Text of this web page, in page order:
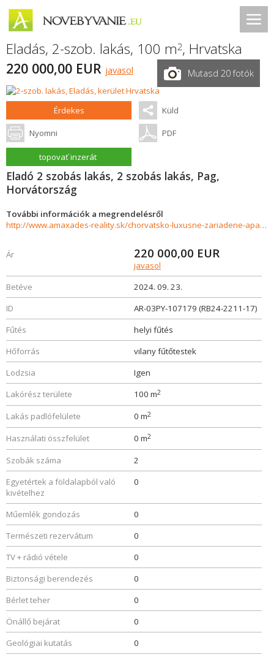
Eladás, 2-szob. lakás, 100 m2, Hrvatska
220 000,00 EUR javasol Mutasd 20 fotók
Érdekes Küld
Nyomni PDF
topovať inzerát
Eladó 2 szobás lakás, 2 szobás lakás, Pag,
Horvátország
További információk a megrendelésről
http://www.amaxades-reality.sk/chorvatsko-luxusne-zariadene-apartmany-10-m-od-mora-pag-povljana-853204
Ár 220 000,00 EUR
javasol
Betéve
2024. 09. 23.
ID
AR-03PY-107179 (RB24-2211-17)
Fűtés
helyi fűtés
Hőforrás
vilany fűtőtestek
Lodzsia
Igen
Lakórész területe
100 m2
Lakás padlófelülete 0 m2
Használati összfelület 0 m2
Szobák száma
2
Egyetértek a földalapból való
kivételhez
0
Műemlék gondozás
0
Természeti rezervátum
0
TV + rádió vétele
0
Biztonsági berendezés
0
Bérlet teher
0
Önállő bejárat
0
Geológiai kutatás
0